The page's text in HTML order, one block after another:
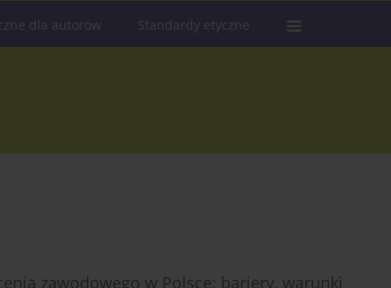
dla autorów Standardy etyczne
zawodowego w Polsce: bariery, warunki